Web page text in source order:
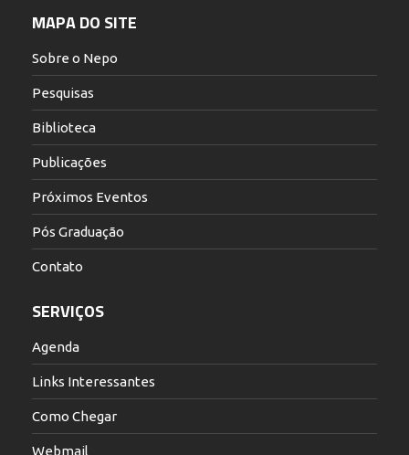
MAPA DO SITE
Sobre o Nepo
Pesquisas
Biblioteca
Publicações
Próximos Eventos
Pós Graduação
Contato
SERVIÇOS
Agenda
Links Interessantes
Como Chegar
Webmail